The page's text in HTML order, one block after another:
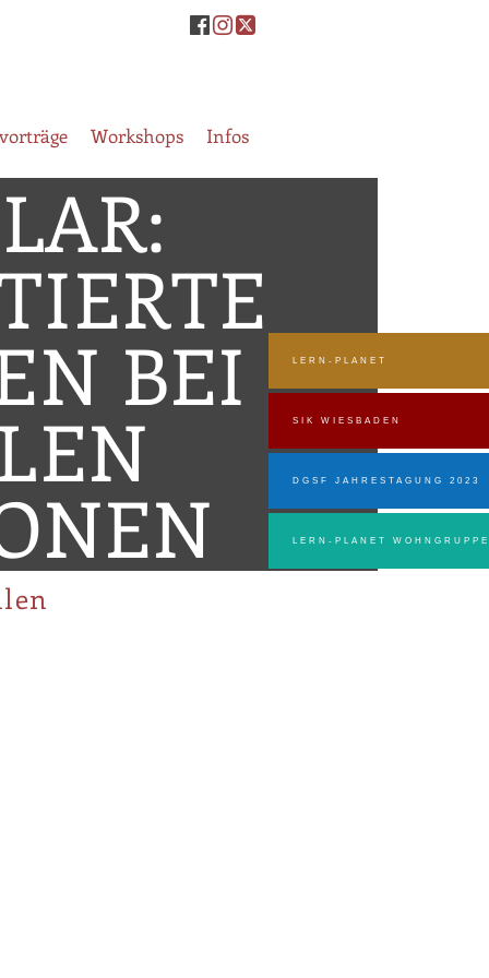
Workshops Infos
BEI LERN-PLANET
SIK WIESBADEN
DGSF JAHRESTAGUNG 2023
LERN-PLANET